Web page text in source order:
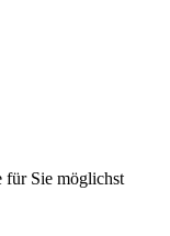
für Sie möglichst